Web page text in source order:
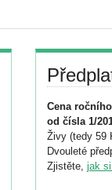
Cena
od čísla 1/
Živy (tedy 59
Dvouleté
Zjistěte, jak